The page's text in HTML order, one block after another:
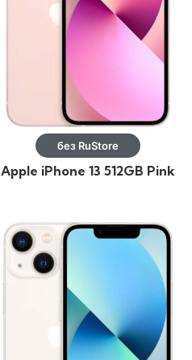
без RuStore
Apple iPhone 13 512GB Pink